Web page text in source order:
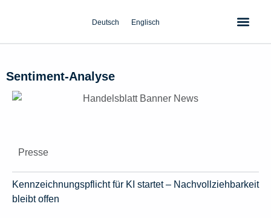
Deutsch Englisch
Sentiment‑Analyse
Presse
Kennzeichnungspflicht für KI startet – Nachvollziehbarkeit
bleibt offen